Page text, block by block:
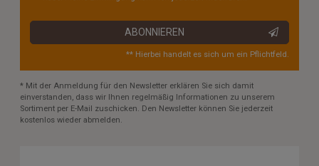
ABONNIEREN
** Hierbei handelt es sich um ein Pflichtfeld.
* Mit der Anmeldung für den Newsletter erklären Sie sich damit
einverstanden, dass wir Ihnen regelmäßig Informationen zu unserem
Sortiment per E-Mail zuschicken. Den Newsletter können Sie jederzeit
kostenlos wieder abmelden.